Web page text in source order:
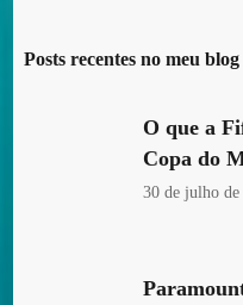
Posts recentes no meu blog
O que a
Copa do
30 de julho de